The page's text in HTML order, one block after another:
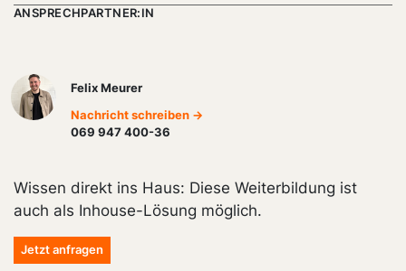
ANSPRECHPARTNER:IN
Felix Meurer
Nachricht schreiben →
069 947 400-36
Wissen direkt ins Haus: Diese Weiterbildung ist
auch als Inhouse-Lösung möglich.
Jetzt anfragen